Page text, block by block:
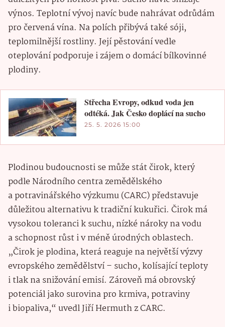
výnos. Teplotní vývoj navíc bude nahrávat odrůdám
pro červená vína. Na polích přibývá také sóji,
teplomilnější rostliny. Její pěstování vedle
oteplování podporuje i zájem o domácí bílkovinné
plodiny.
Střecha Evropy, odkud voda jen
odtéká. Jak Česko doplácí na sucho
25. 5. 2026 15:00
Plodinou budoucnosti se může stát čirok, který
podle Národního centra zemědělského
a potravinářského výzkumu (CARC) představuje
důležitou alternativu k tradiční kukuřici. Čirok má
vysokou toleranci k suchu, nízké nároky na vodu
a schopnost růst i v méně úrodných oblastech.
„Čirok je plodina, která reaguje na největší výzvy
evropského zemědělství – sucho, kolísající teploty
i tlak na snižování emisí. Zároveň má obrovský
potenciál jako surovina pro krmiva, potraviny
i biopaliva,“ uvedl Jiří Hermuth z CARC.